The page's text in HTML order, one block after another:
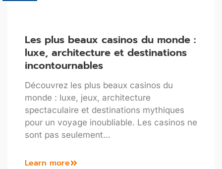
Les plus beaux casinos du monde :
luxe, architecture et destinations
incontournables
Découvrez les plus beaux casinos du
monde : luxe, jeux, architecture
spectaculaire et destinations mythiques
pour un voyage inoubliable. Les casinos ne
sont pas seulement…
Learn more